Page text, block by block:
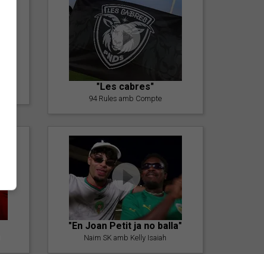
"Les cabres"
94 Rules amb Compte
"En Joan Petit ja no balla"
Naim SK amb Kelly Isaiah